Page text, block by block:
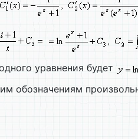
уравнения будет
обозначениям